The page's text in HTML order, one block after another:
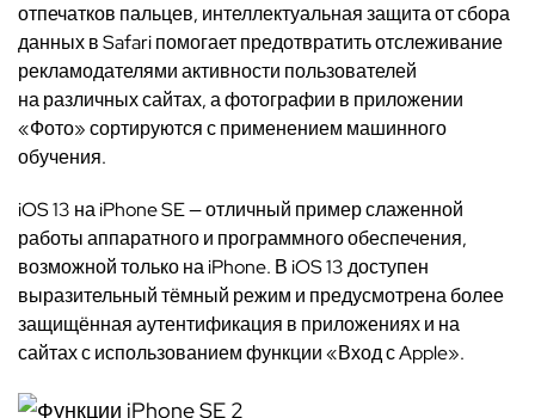
отпечатков пальцев, интеллектуальная защита от сбора
данных в Safari помогает предотвратить отслеживание
рекламодателями активности пользователей
на различных сайтах, а фотографии в приложении
«Фото» сортируются с применением машинного
обучения.
iOS 13 на iPhone SE — отличный пример слаженной
работы аппаратного и программного обеспечения,
возможной только на iPhone. В iOS 13 доступен
выразительный тёмный режим и предусмотрена более
защищённая аутентификация в приложениях и на
сайтах с использованием функции «Вход с Apple».